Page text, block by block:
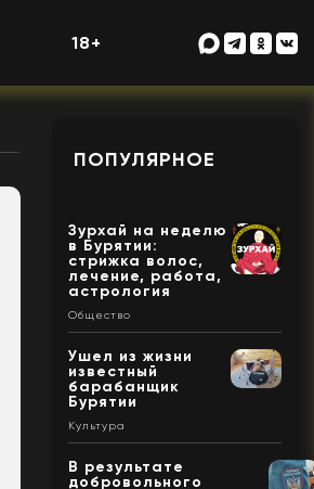
18+
ПОПУЛЯРНОЕ
Зурхай на неделю
в Бурятии:
стрижка волос,
лечение, работа,
астрология
Общество
Ушел из жизни
известный
барабанщик
Бурятии
Культура
В результате
добровольного